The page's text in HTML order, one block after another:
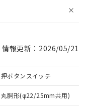
情報更新：2026/05/21
押ボタンスイッチ
丸胴形(φ22/25mm共用)